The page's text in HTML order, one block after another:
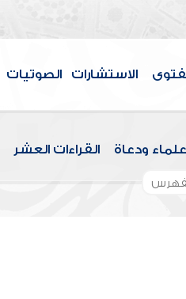
الاستشارات الصوتيات
علماء ودعاة القراءات العشر